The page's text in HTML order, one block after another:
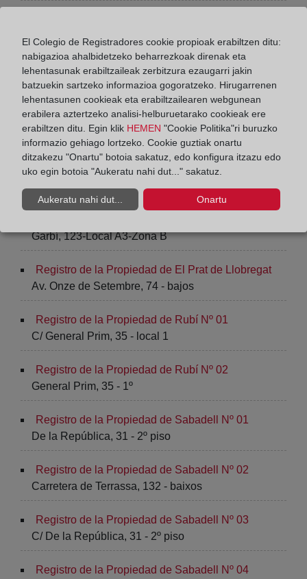
Rambla, 40 - 1º B nivel 2
Registro de la Propiedad de Mataró Nº 04
Rambla, 34 - 36, 2º
Registro de la Propiedad de Mollet del Vallès
Rambla Pompeu Fabra, 83
Registro de la Propiedad de Montcada i Reixac
C/ Major, 78 - 80
Garbí, 123-Local A3-Zona B
Registro de la Propiedad de El Prat de Llobregat
Av. Onze de Setembre, 74 - bajos
Registro de la Propiedad de Rubí Nº 01
C/ General Prim, 35 - local 1
Registro de la Propiedad de Rubí Nº 02
General Prim, 35 - 1º
Registro de la Propiedad de Sabadell Nº 01
De la República, 31 - 2º piso
Registro de la Propiedad de Sabadell Nº 02
Carretera de Terrassa, 132 - baixos
Registro de la Propiedad de Sabadell Nº 03
C/ De la República, 31 - 2º piso
Registro de la Propiedad de Sabadell Nº 04
El Colegio de Registradores cookie propioak erabiltzen ditu:
nabigazioa ahalbidetzeko beharrezkoak direnak eta
lehentasunak erabiltzaileak zerbitzura ezaugarri jakin
batzuekin sartzeko informazioa gogoratzeko. Hirugarrenen
lehentasunen cookieak eta erabiltzailearen webgunean
erabilera aztertzeko analisi-helburuetarako cookieak ere
erabiltzen ditu. Egin klik HEMEN "Cookie Politika"ri buruzko
informazio gehiago lortzeko. Cookie guztiak onartu
ditzakezu "Onartu" botoia sakatuz, edo konfigura itzazu edo
uko egin botoia "Aukeratu nahi dut..." sakatuz.
Aukeratu nahi dut... Onartu